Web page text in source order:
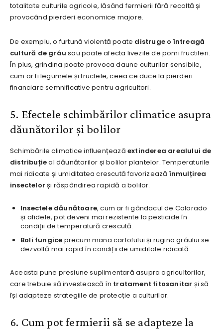
totalitate culturile agricole, lăsând fermierii fără recoltă și
provocând pierderi economice majore.
De exemplu, o furtună violentă poate distruge o întreagă
cultură de grâu sau poate afecta livezile de pomi fructiferi.
În plus, grindina poate provoca daune culturilor sensibile,
cum ar fi legumele și fructele, ceea ce duce la pierderi
financiare semnificative pentru agricultori.
5. Efectele schimbărilor climatice asupra
dăunătorilor și bolilor
Schimbările climatice influențează extinderea arealului de
distribuțieal dăunătorilor și bolilor plantelor. Temperaturile
mai ridicate și umiditatea crescută favorizează înmulțirea
insectelor și răspândirea rapidă a bolilor.
Insectele dăunătoare, cum ar fi gândacul de Colorado
și afidele, pot deveni mai rezistente la pesticide în
condiții de temperatură crescută.
Boli fungice precum mana cartofului și rugina grâului se
dezvoltă mai rapid în condiții de umiditate ridicată.
Aceasta pune presiune suplimentară asupra agricultorilor,
care trebuie să investească în tratament fitosanitar și să
își adapteze strategiile de protecție a culturilor.
6. Cum pot fermierii să se adapteze la